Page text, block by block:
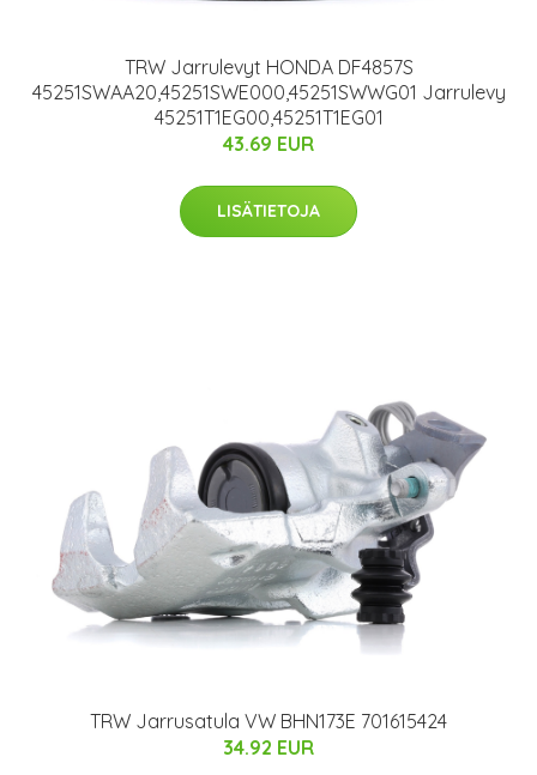
TRW Jarrulevyt HONDA DF4857S
45251SWAA20,45251SWE000,45251SWWG01 Jarrulevy
45251T1EG00,45251T1EG01
43.69 EUR
LISÄTIETOJA
TRW Jarrusatula VW BHN173E 701615424
34.92 EUR